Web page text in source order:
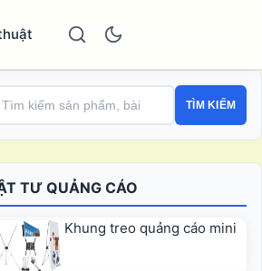
TÌM KIẾM
TƯ QUẢNG CÁO
Khung treo quảng cáo mini